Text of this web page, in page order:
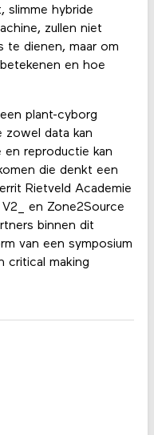
slimme hybride
zullen niet
te dienen, maar om
en hoe
plant-cyborg
zowel data kan
reproductie kan
die denkt een
Rietveld Academie
en Zone2Source
binnen dit
van een symposium
critical making